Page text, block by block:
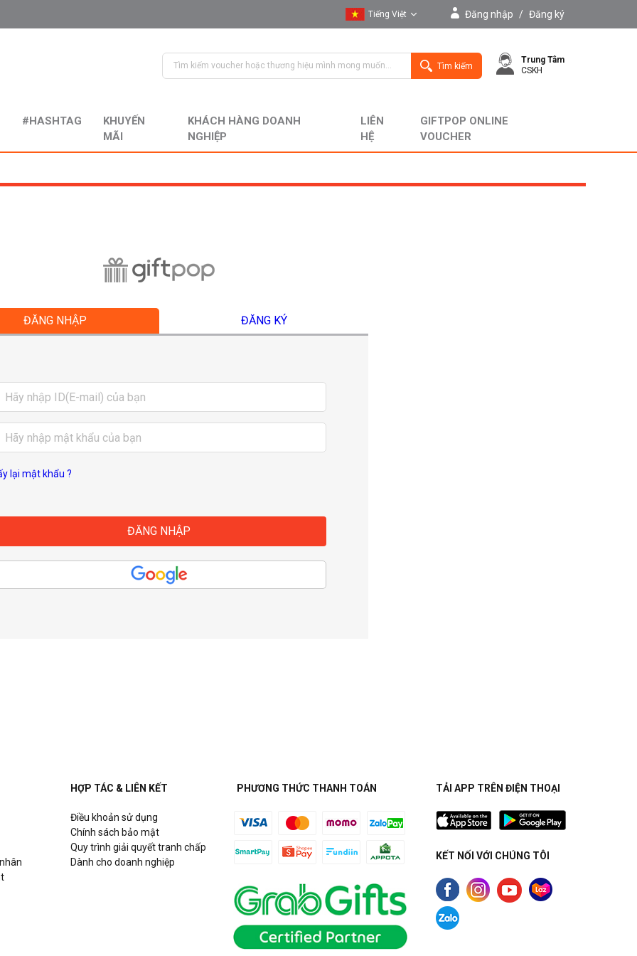
Tiếng Việt
English
Đăng nhập / Đăng ký
Tìm kiếm
Trung Tâm
CSKH
#HASHTAG
KHUYẾN
MÃI
KHÁCH HÀNG DOANH
NGHIỆP
LIÊN
HỆ
GIFTPOP ONLINE
VOUCHER
ĐĂNG NHẬP ĐĂNG KÝ
lại mật khẩu ?
HỢP TÁC & LIÊN KẾT
Điều khoản sử dụng
Chính sách bảo mật
Quy trình giải quyết tranh chấp
Dành cho doanh nghiệp
PHƯƠNG THỨC THANH TOÁN TẢI APP TRÊN ĐIỆN THOẠI
KẾT NỐI VỚI CHÚNG TÔI